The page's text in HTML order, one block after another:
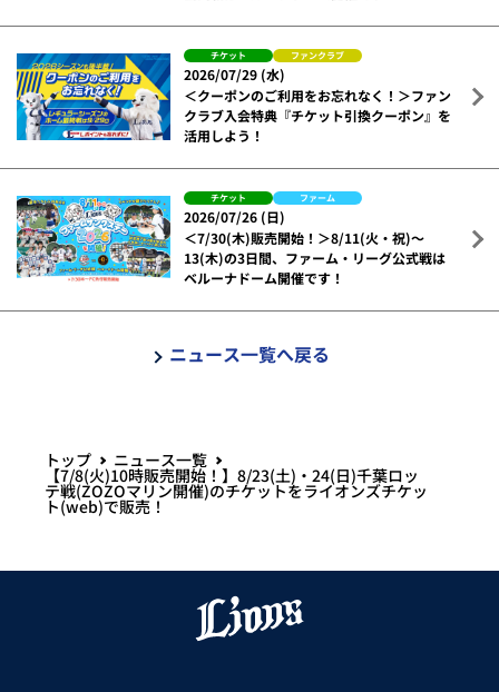
チケット ファンクラブ
2026/07/29 (水)
＜クーポンのご利用をお忘れなく！＞ファン
クラブ入会特典『チケット引換クーポン』を
活用しよう！
チケット ファーム
2026/07/26 (日)
＜7/30(木)販売開始！＞8/11(火・祝)～
13(木)の3日間、ファーム・リーグ公式戦は
ベルーナドーム開催です！
ニュース一覧へ戻る
トップ ニュース一覧
【7/8(火)10時販売開始！】8/23(土)・24(日)千葉ロッ
テ戦(ZOZOマリン開催)のチケットをライオンズチケッ
ト(web)で販売！